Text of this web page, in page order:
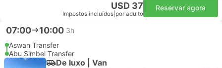
USD 37
Impostos incluídos por adulto
Reservar agora
07:00 10:00 3h
Aswan Transfer
Abu Simbel Transfer
De luxo | Van